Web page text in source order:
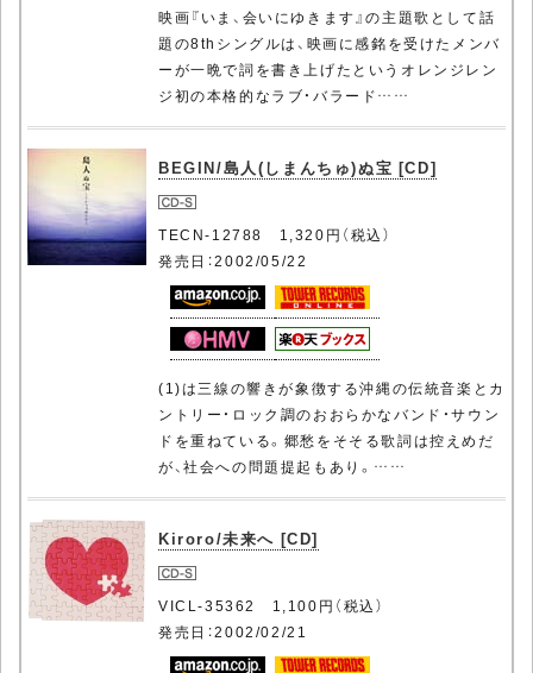
映画『いま、会いにゆきます』の主題歌として話
題の8thシングルは、映画に感銘を受けたメンバ
ーが一晩で詞を書き上げたというオレンジレン
ジ初の本格的なラブ・バラード……
BEGIN/島人(しまんちゅ)ぬ宝 [CD]
TECN-12788 1,320円（税込）
発売日：2002/05/22
(1)は三線の響きが象徴する沖縄の伝統音楽とカ
ントリー・ロック調のおおらかなバンド・サウン
ドを重ねている。郷愁をそそる歌詞は控えめだ
が、社会への問題提起もあり。……
Kiroro/未来へ [CD]
VICL-35362 1,100円（税込）
発売日：2002/02/21